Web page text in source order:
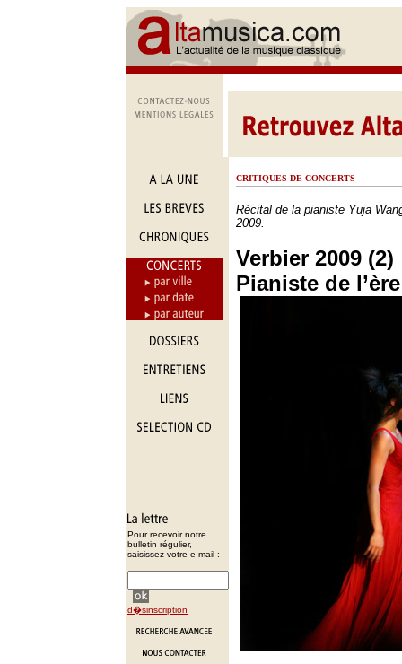
Pour recevoir notre
bulletin régulier,
saisissez votre e-mail :
d�sinscription
CRITIQUES DE CONCERTS
Récital de la pianiste Yuja
2009.
Verbier 2009 (2)
Pianiste de